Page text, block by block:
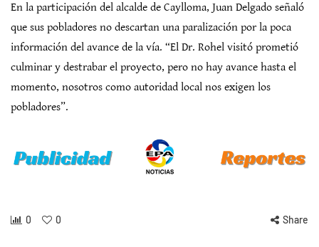
En la participación del alcalde de Caylloma, Juan Delgado señaló
que sus pobladores no descartan una paralización por la poca
información del avance de la vía. “El Dr. Rohel visitó prometió
culminar y destrabar el proyecto, pero no hay avance hasta el
momento, nosotros como autoridad local nos exigen los
pobladores”.
0 0 Share